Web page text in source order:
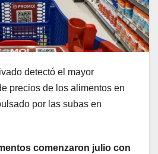
detectó el mayor
precios de los alimentos en
por las subas en
comenzaron julio con